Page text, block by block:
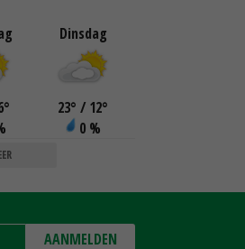
°
Dinsdag
23° / 12°
0 %
AANMELDEN